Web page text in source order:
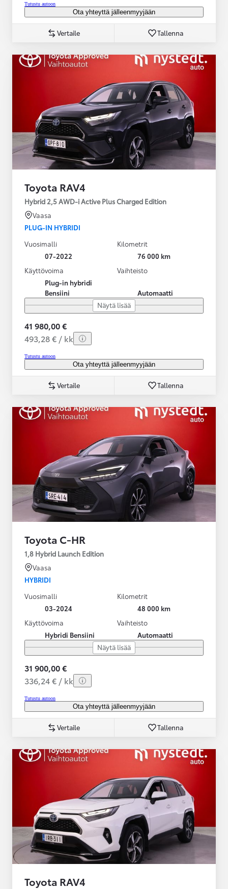
Tutustu autoon
Ota yhteyttä jälleenmyyjään
Vertaile Tallenna
Toyota RAV4
Hybrid 2,5 AWD-i Active Plus Charged Edition
Vaasa
PLUG-IN HYBRIDI
Vuosimalli
07-2022
Kilometrit
76 000 km
Käyttövoima
Plug-in hybridi
Bensiini
Vaihteisto
Automaatti
Näytä lisää
41 980,00 €
493,28 € / kk
Tutustu autoon
Ota yhteyttä jälleenmyyjään
Vertaile Tallenna
Toyota C-HR
1,8 Hybrid Launch Edition
Vaasa
HYBRIDI
Vuosimalli
03-2024
Kilometrit
48 000 km
Käyttövoima
Hybridi Bensiini
Vaihteisto
Automaatti
Näytä lisää
31 900,00 €
336,24 € / kk
Tutustu autoon
Ota yhteyttä jälleenmyyjään
Vertaile Tallenna
Toyota RAV4